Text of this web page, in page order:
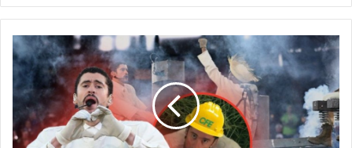
De
estrella
del
Super
Bowl
a
electricista: